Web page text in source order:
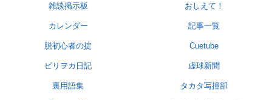
雑談掲示板 おしえて！
カレンダー 記事一覧
脱初心者の掟 Cuetube
ビリヲカ日記 虚球新聞
裏用語集 タカタ写撞部